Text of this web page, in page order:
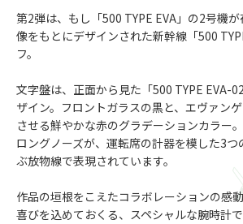
第2弾は、もし「500 TYPE EVA」の2号機
像をもとにデザインされた新幹線「500
フ。
文字盤は、正面から見た「500 TYPE EVA-
ザイン。フロントガラスの黒と、エヴァン
させる鮮やかな赤のグラデーションカラー
ロングノーズが、運転席の計器を模した3
ぶ放物線で表現されています。
作品の垣根をこえたコラボレーションの感
喜びを込めておくる、スペシャルな腕時計で